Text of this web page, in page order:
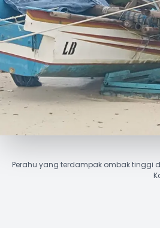
Perahu yang terdampak ombak tinggi